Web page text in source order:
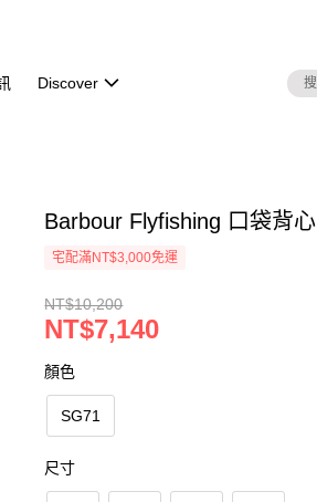
Discover
Barbour Flyfishing 口袋背心
宅配滿NT$3,000免運
NT$10,200
NT$7,140
顏色
SG71
尺寸